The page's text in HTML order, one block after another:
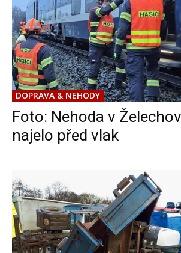
DOPRAVA & NEHODY
Foto: Nehoda v
najelo před vlak